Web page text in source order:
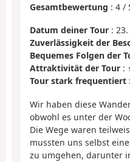
Gesamtbewertung : 4 /
Datum deiner Tour : 23.
Zuverlässigkeit der
Bequemes Folgen der
Attraktivität der Tour :
Tour stark frequentiert
Wir haben diese
obwohl es unter der
Die Wege waren
mussten uns selbst
zu umgehen, darunter